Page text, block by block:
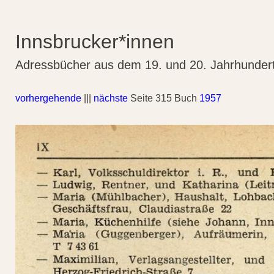
Innsbrucker*innen
Adressbücher aus dem 19. und 20.
vorhergehende nächste Seite 315 Buch 1957